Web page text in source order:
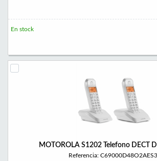
En stock
MOTOROLA S1202 Telefono DECT
Referencia: